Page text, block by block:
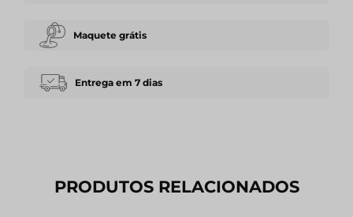
Maquete grátis
Entrega em 7 dias
PRODUTOS RELACIONADOS